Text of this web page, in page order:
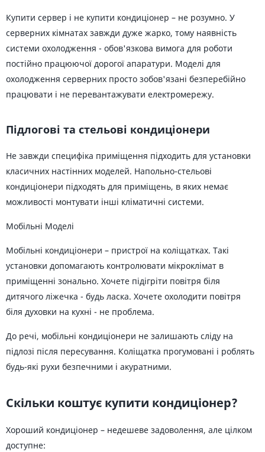
Купити сервер і не купити кондиціонер – не розумно. У
серверних кімнатах завжди дуже жарко, тому наявність
системи охолодження - обов'язкова вимога для роботи
постійно працюючої дорогої апаратури. Моделі для
охолодження серверних просто зобов'язані безперебійно
працювати і не перевантажувати електромережу.
Підлогові та стельові кондиціонери
Не завжди специфіка приміщення підходить для установки
класичних настінних моделей. Напольно-стельові
кондиціонери підходять для приміщень, в яких немає
можливості монтувати інші кліматичні системи.
Мобільні Моделі
Мобільні кондиціонери – пристрої на коліщатках. Такі
установки допомагають контролювати мікроклімат в
приміщенні зонально. Хочете підігріти повітря біля
дитячого ліжечка - будь ласка. Хочете охолодити повітря
біля духовки на кухні - не проблема.
До речі, мобільні кондиціонери не залишають сліду на
підлозі після пересування. Коліщатка прогумовані і роблять
будь-які рухи безпечними і акуратними.
Скільки коштує купити кондиціонер?
Хороший кондиціонер – недешеве задоволення, але цілком
доступне: